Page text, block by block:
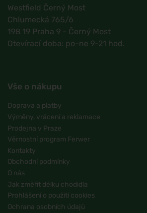
Westfield Černý Most
Chlumecká 765/6
198 19 Praha 9 - Černý Most
Otevírací doba: po-ne 9-21 hod.
Vše o nákupu
Doprava a platby
Výměny, vrácení a reklamace
Prodejna v Praze
Věrnostní program Ferwer
Kontakty
Obchodní podmínky
O nás
Jak změřit délku chodidla
Prohlášení o použití cookies
Ochrana osobních údajů